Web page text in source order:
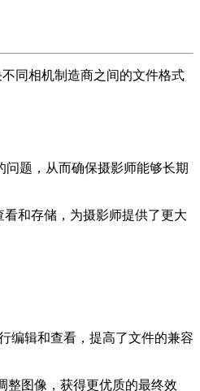
同相机制造商之间的文件格式
题，从而确保摄影师能够长期
和存储，为摄影师提供了更大
编辑和查看，提高了文件的兼容
整图像，获得更优质的最终效